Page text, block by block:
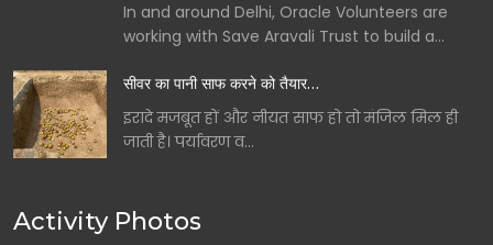
In and around Delhi, Oracle Volunteers are
working with Save Aravali Trust to build a…
सीवर का पानी साफ करने को तैयार…
इरादे मजबूत हों और नीयत साफ हो तो मंजिल मिल ही
जाती है। पर्यावरण व…
Activity Photos